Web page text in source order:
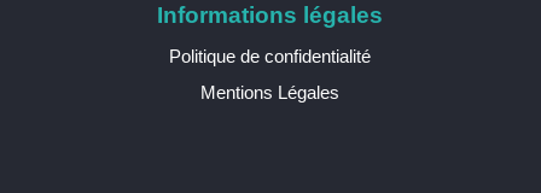
Informations légales
Politique de confidentialité
Mentions Légales